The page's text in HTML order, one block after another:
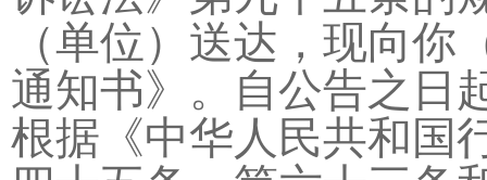
（单位）送达，现向
通知书》。自公告之日
根据《中华人民共和国